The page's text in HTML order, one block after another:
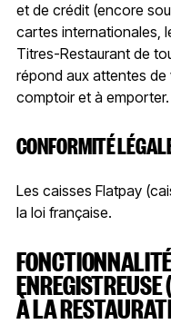
et de crédit (encore
cartes internationales,
Titres-Restaurant de
répond aux attentes de
comptoir et à emporter.
CONFORMITÉ
Les caisses Flatpay
la loi française.
À LA